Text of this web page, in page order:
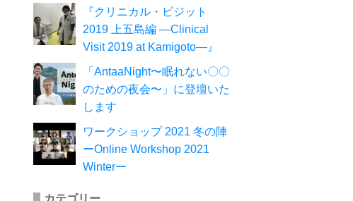
『クリニカル・ビジット
2019 上五島編 ―Clinical
Visit 2019 at Kamigoto―』
「AntaaNight〜眠れない〇〇
のための夜会〜」に登壇いた
します
ワークショップ 2021 冬の陣
ーOnline Workshop 2021
Winterー
カテゴリー